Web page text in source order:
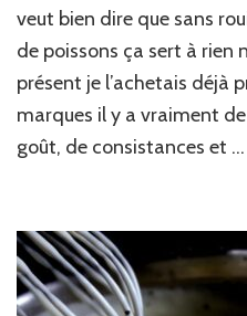
la
soupe
poissons…
veut bien dire que sans
de poissons ça sert à rien
présent je l’achetais déjà
marques il y a vraiment
goût, de consistances et …